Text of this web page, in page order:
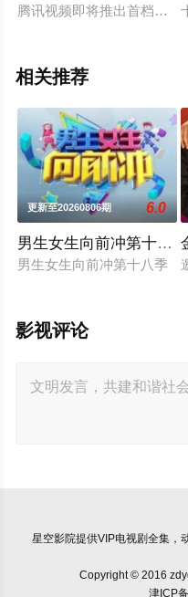
腾讯视频即将推出首档二
相关推荐
更新至20260806期 6.0
男生女生向前冲第十八季
男生女生向前冲第十八季
影视评论
星空影院提供VIP电视剧全集，
Copyright © 2016
津ICP